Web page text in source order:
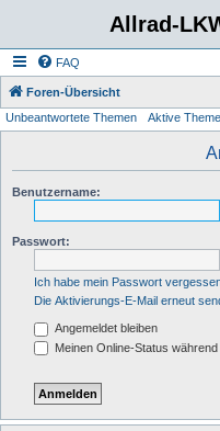
Allrad-
FAQ
Foren-Übersicht
Unbeantwortete Themen Aktive
Benutzername:
Passwort:
Ich habe mein Passwort
Die Aktivierungs-E-Mail erneut
Angemeldet bleiben
Meinen Online-Status